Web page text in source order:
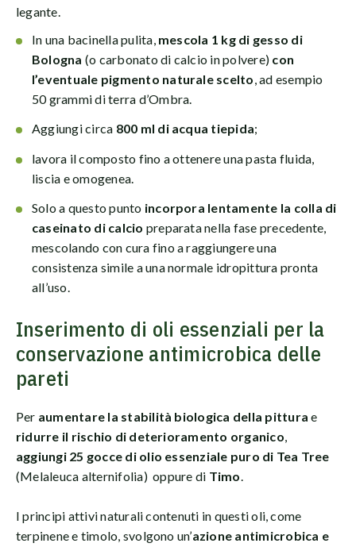
legante.
In una bacinella pulita, mescola 1 kg di gesso di
Bologna (o carbonato di calcio in polvere) con
l’eventuale pigmento naturale scelto, ad esempio
50 grammi di terra d’Ombra.
Aggiungi circa 800 ml di acqua tiepida;
lavora il composto fino a ottenere una pasta fluida,
liscia e omogenea.
Solo a questo punto incorpora lentamente la colla di
caseinato di calcio preparata nella fase precedente,
mescolando con cura fino a raggiungere una
consistenza simile a una normale idropittura pronta
all’uso.
Inserimento di oli essenziali per la
conservazione antimicrobica delle
pareti
Per aumentare la stabilità biologica della pittura e
ridurre il rischio di deterioramento organico,
aggiungi 25 gocce di olio essenziale puro di Tea Tree
(Melaleuca alternifolia) oppure di Timo.
I principi attivi naturali contenuti in questi oli, come
terpinene e timolo, svolgono un’azione antimicrobica e